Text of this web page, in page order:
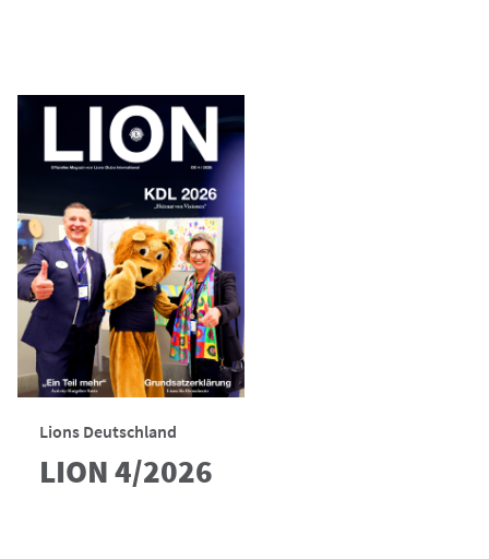
Lions Deutschland
LION 4/2026